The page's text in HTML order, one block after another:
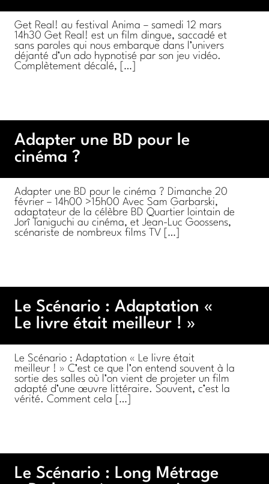
Get Real! au festival Anima – samedi 12 mars
14h30 Get Real! est un film dingue, saccadé et
sans paroles qui nous embarque dans l’univers
déjanté d’un ado hypnotisé par son jeu vidéo.
Complètement décalé, […]
Adapter une BD pour le
cinéma ?
Adapter une BD pour le cinéma ? Dimanche 20
février – 14h00 >15h00 Avec Sam Garbarski,
adaptateur de la célèbre BD Quartier lointain de
Jorî Taniguchi au cinéma, et Jean-Luc Goossens,
scénariste de nombreux films TV […]
Le Scénario : Adaptation «
Le livre était meilleur ! »
Le Scénario : Adaptation « Le livre était
meilleur ! » C’est ce que l’on entend souvent à la
sortie des salles où l’on vient de projeter un film
adapté d’une œuvre littéraire. Souvent, c’est la
vérité. Comment cela […]
Le Scénario : Long Métrage